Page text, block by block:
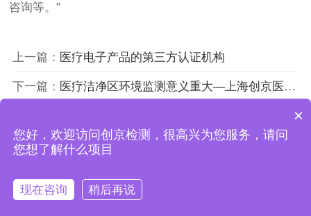
咨询等。"
上一篇： 医疗电子产品的第三方认证机构
下一篇： 医疗洁净区环境监测意义重大—上海创京医疗器械检测中心
上海创京检测技术有限公司
×
您好，欢迎访问创京检测，很高兴为您服务，请问
您想了解什么项目
现在咨询
稍后再说
在线咨询
拨打电话